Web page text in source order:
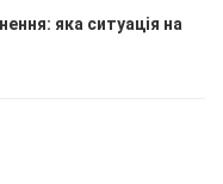
яка ситуація на